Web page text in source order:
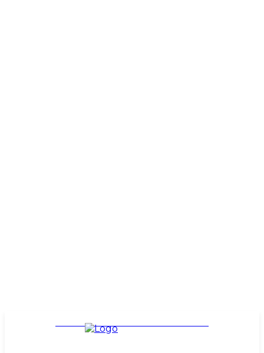
TARIFARIO ELECCIONES 2025